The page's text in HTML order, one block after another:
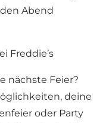
Abend
Freddie’s
nächste Feier?
deine
oder Party